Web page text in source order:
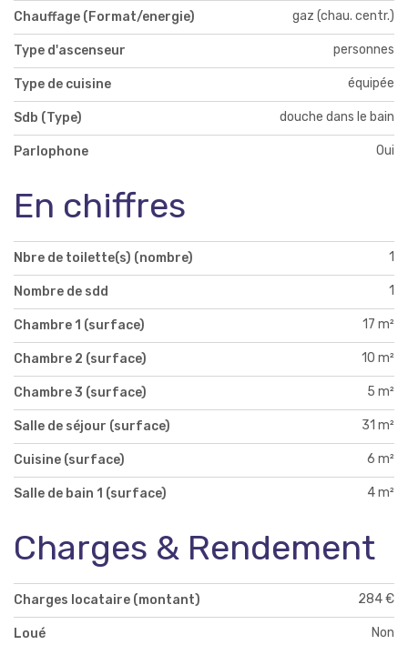
Chauffage (Format/energie) gaz (chau. centr.)
Type d'ascenseur personnes
Type de cuisine équipée
Sdb (Type) douche dans le bain
Parlophone Oui
En chiffres
Nbre de toilette(s) (nombre) 1
Nombre de sdd 1
Chambre 1 (surface) 17 m²
Chambre 2 (surface) 10 m²
Chambre 3 (surface) 5 m²
Salle de séjour (surface) 31 m²
Cuisine (surface) 6 m²
Salle de bain 1 (surface) 4 m²
Charges & Rendement
Charges locataire (montant) 284 €
Loué Non